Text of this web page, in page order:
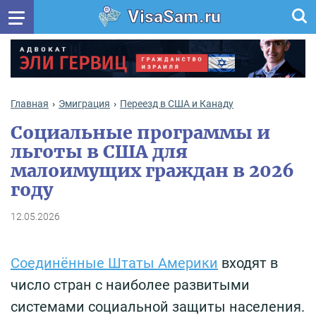
VisaSam.ru
Главная Эмиграция Переезд в США и Канаду
Социальные программы и
льготы в США для
малоимущих граждан в 2026
году
12.05.2026
Соединённые Штаты Америки входят в
число стран с наиболее развитыми
системами социальной защиты населения.